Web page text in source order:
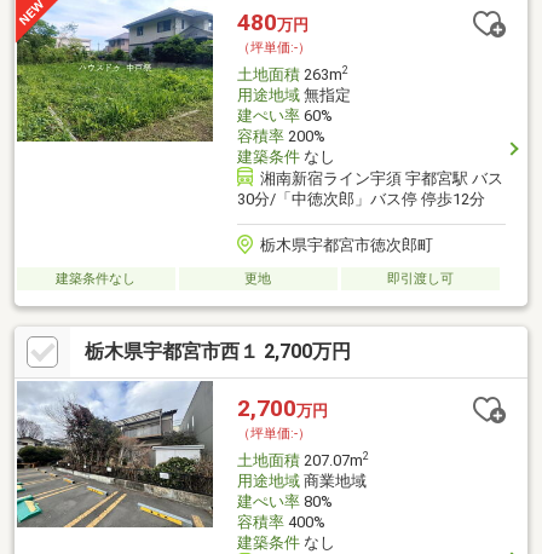
てを建てれば、駐車場代を払うことなく駅近くにマイホームが手
に入ります。古い建物は解体して綺麗な更地にしてお渡しするた
め、安心して家づくりを始められます。※洪水ハザード該当
480万円
（坪単価:-）
土地面積263m2
用途地域無指定
建ぺい率60%
容積率200%
建築条件なし
湘南新宿ライン宇須 宇都宮駅 バス
30分/「中徳次郎」バス停 停歩12分
栃木県宇都宮市徳次郎町
建築条件なし 更地 即引渡し可
栃木県宇都宮市西１ 2,700万円
2,700万円
（坪単価:-）
土地面積207.07m2
用途地域商業地域
建ぺい率80%
容積率400%
建築条件なし